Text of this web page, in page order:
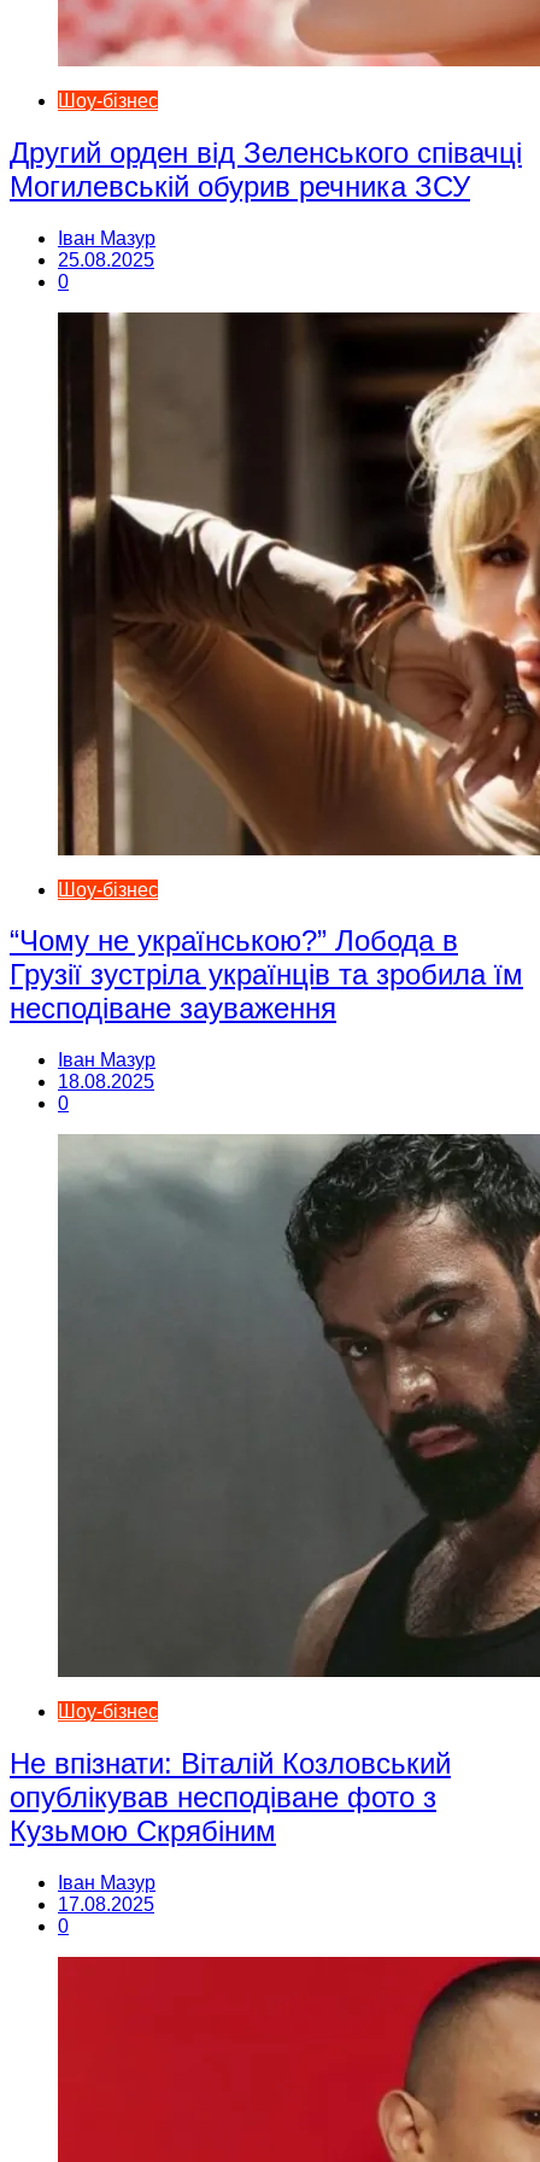
Шоу-бізнес
Другий орден від Зеленського співачці
Могилевській обурив речника ЗСУ
Іван Мазур
25.08.2025
0
Шоу-бізнес
“Чому не українською?” Лобода в
Грузії зустріла українців та зробила їм
несподіване зауваження
Іван Мазур
18.08.2025
0
Шоу-бізнес
Не впізнати: Віталій Козловський
опублікував несподіване фото з
Кузьмою Скрябіним
Іван Мазур
17.08.2025
0